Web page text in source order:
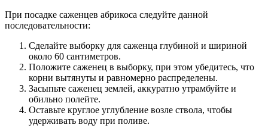
При посадке саженцев абрикоса следуйте данной
последовательности:
Сделайте выборку для саженца глубиной и шириной
около 60 сантиметров.
Положите саженец в выборку, при этом убедитесь, что
корни вытянуты и равномерно распределены.
Засыпьте саженец землей, аккуратно утрамбуйте и
обильно полейте.
Оставьте круглое углубление возле ствола, чтобы
удерживать воду при поливе.